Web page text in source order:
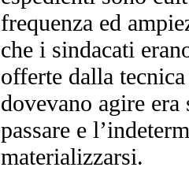
frequenza ed
che i sindacati
offerte dalla
dovevano agire era
passare e
materializzarsi.